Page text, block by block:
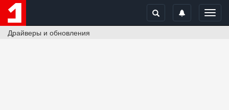
Драйверы и обновления